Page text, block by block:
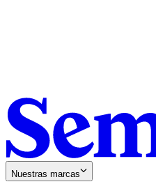
Nuestras marcas